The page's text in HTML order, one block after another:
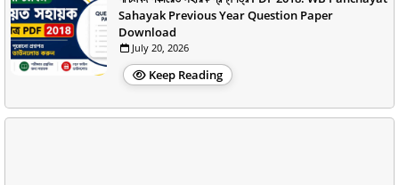
Sahayak Previous Year Question Paper
Download
July 20, 2026
Keep Reading